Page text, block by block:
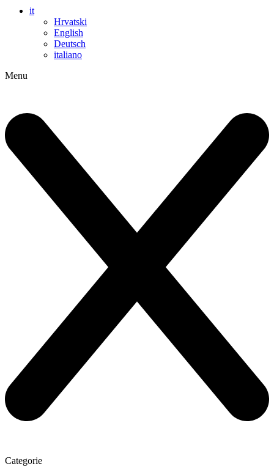
it
Hrvatski
English
Deutsch
italiano
Menu
Categorie